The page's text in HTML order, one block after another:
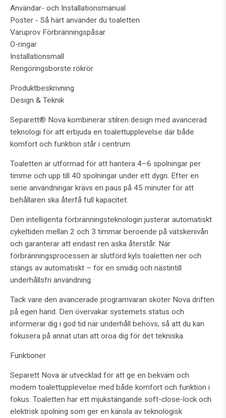
Användar- och Installationsmanual
Poster - Så härt använder du toaletten
Varuprov Förbränningspåsar
O-ringar
Installationsmall
Rengöringsborste rökrör
Produktbeskrivning
Design & Teknik
Separett® Nova kombinerar stilren design med avancerad
teknologi för att erbjuda en toalettupplevelse där både
komfort och funktion står i centrum.
Toaletten är utformad för att hantera 4–6 spolningar per
timme och upp till 40 spolningar under ett dygn. Efter en
serie användningar krävs en paus på 45 minuter för att
behållaren ska återfå full kapacitet.
Den intelligenta förbränningsteknologin justerar automatiskt
cykeltiden mellan 2 och 3 timmar beroende på vätskenivån
och garanterar att endast ren aska återstår. När
förbränningsprocessen är slutförd kyls toaletten ner och
stängs av automatiskt – för en smidig och nästintill
underhållsfri användning.
Tack vare den avancerade programvaran sköter Nova driften
på egen hand. Den övervakar systemets status och
informerar dig i god tid när underhåll behövs, så att du kan
fokusera på annat utan att oroa dig för det tekniska.
Funktioner
Separett Nova är utvecklad för att ge en bekväm och
modern toalettupplevelse med både komfort och funktion i
fokus. Toaletten har ett mjukstängande soft-close-lock och
elektrisk spolning som ger en känsla av teknologisk